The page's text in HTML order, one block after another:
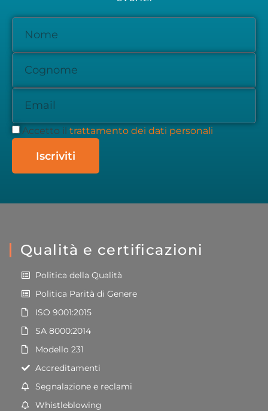
Accetto il trattamento dei dati personali
Iscriviti
Qualità e certificazioni
Politica della Qualità
Politica Parità di Genere
ISO 9001:2015
SA 8000:2014
Modello 231
Accreditamenti
Segnalazione e reclami
Whistleblowing